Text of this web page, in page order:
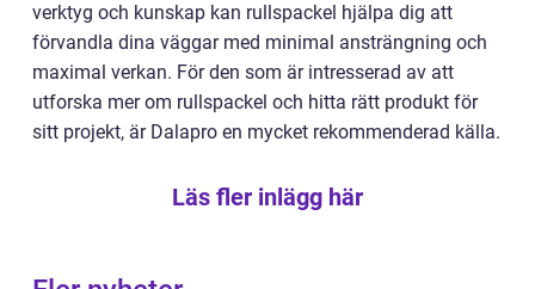
verktyg och kunskap kan rullspackel hjälpa dig att
förvandla dina väggar med minimal ansträngning och
maximal verkan. För den som är intresserad av att
utforska mer om rullspackel och hitta rätt produkt för
sitt projekt, är Dalapro en mycket rekommenderad källa.
Läs fler inlägg här